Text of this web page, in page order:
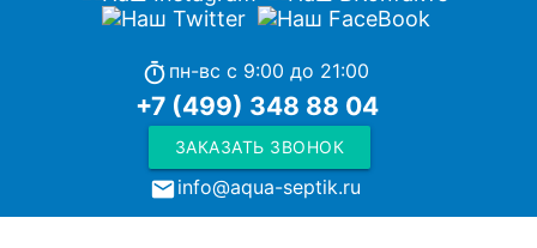
timer пн-вс с 9:00 до 21:00
+7 (499) 348 88 04
ЗАКАЗАТЬ ЗВОНОК
local_post_officeinfo@aqua-septik.ru